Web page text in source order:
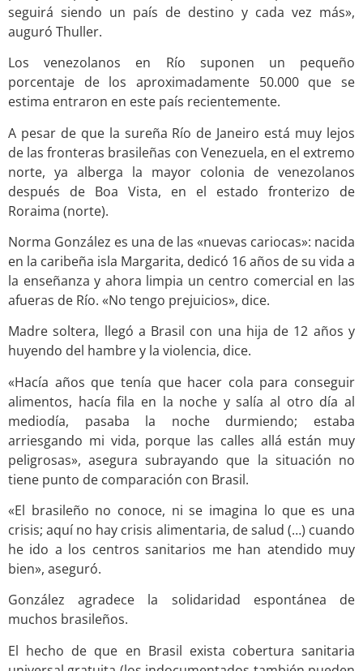
seguirá siendo un país de destino y cada vez más»,
auguró Thuller.
Los venezolanos en Río suponen un pequeño
porcentaje de los aproximadamente 50.000 que se
estima entraron en este país recientemente.
A pesar de que la sureña Río de Janeiro está muy lejos
de las fronteras brasileñas con Venezuela, en el extremo
norte, ya alberga la mayor colonia de venezolanos
después de Boa Vista, en el estado fronterizo de
Roraima (norte).
Norma González es una de las «nuevas cariocas»: nacida
en la caribeña isla Margarita, dedicó 16 años de su vida a
la enseñanza y ahora limpia un centro comercial en las
afueras de Río. «No tengo prejuicios», dice.
Madre soltera, llegó a Brasil con una hija de 12 años y
huyendo del hambre y la violencia, dice.
«Hacía años que tenía que hacer cola para conseguir
alimentos, hacía fila en la noche y salía al otro día al
mediodía, pasaba la noche durmiendo; estaba
arriesgando mi vida, porque las calles allá están muy
peligrosas», asegura subrayando que la situación no
tiene punto de comparación con Brasil.
«El brasileño no conoce, ni se imagina lo que es una
crisis; aquí no hay crisis alimentaria, de salud (…) cuando
he ido a los centros sanitarios me han atendido muy
bien», aseguró.
González agradece la solidaridad espontánea de
muchos brasileños.
El hecho de que en Brasil exista cobertura sanitaria